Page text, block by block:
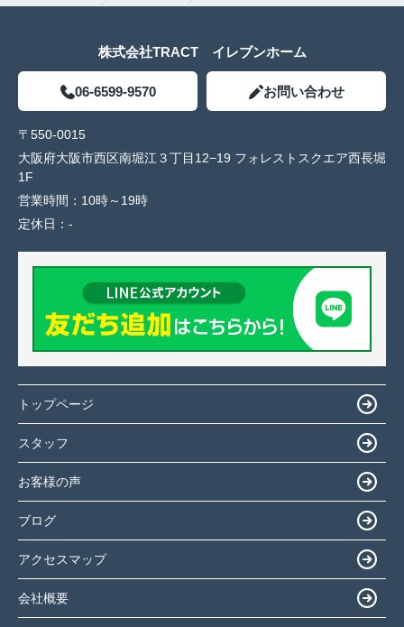
株式会社TRACT イレブンホーム
06-6599-9570 お問い合わせ
〒550-0015
大阪府大阪市西区南堀江３丁目12−19 フォレストスクエア西長堀
1F
営業時間： 10時～19時
定休日： -
トップページ
スタッフ
お客様の声
ブログ
アクセスマップ
会社概要